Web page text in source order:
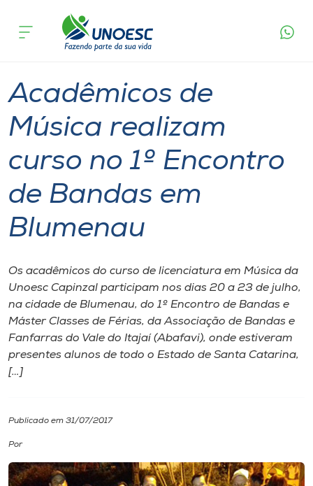
Cursos
Pesquisa
Atendimento ao Estudante
Portal de Ensino
Internacionalização
I.nova
Cultura
CPA
acontece
Acadêmicos de
Música realizam
curso no 1º Encontro
de Bandas em
Blumenau
Os acadêmicos do curso de licenciatura em Música da
Unoesc Capinzal participam nos dias 20 a 23 de julho,
na cidade de Blumenau, do 1º Encontro de Bandas e
Máster Classes de Férias, da Associação de Bandas e
Fanfarras do Vale do Itajaí (Abafavi), onde estiveram
presentes alunos de todo o Estado de Santa Catarina,
[…]
Publicado em 31/07/2017
Por